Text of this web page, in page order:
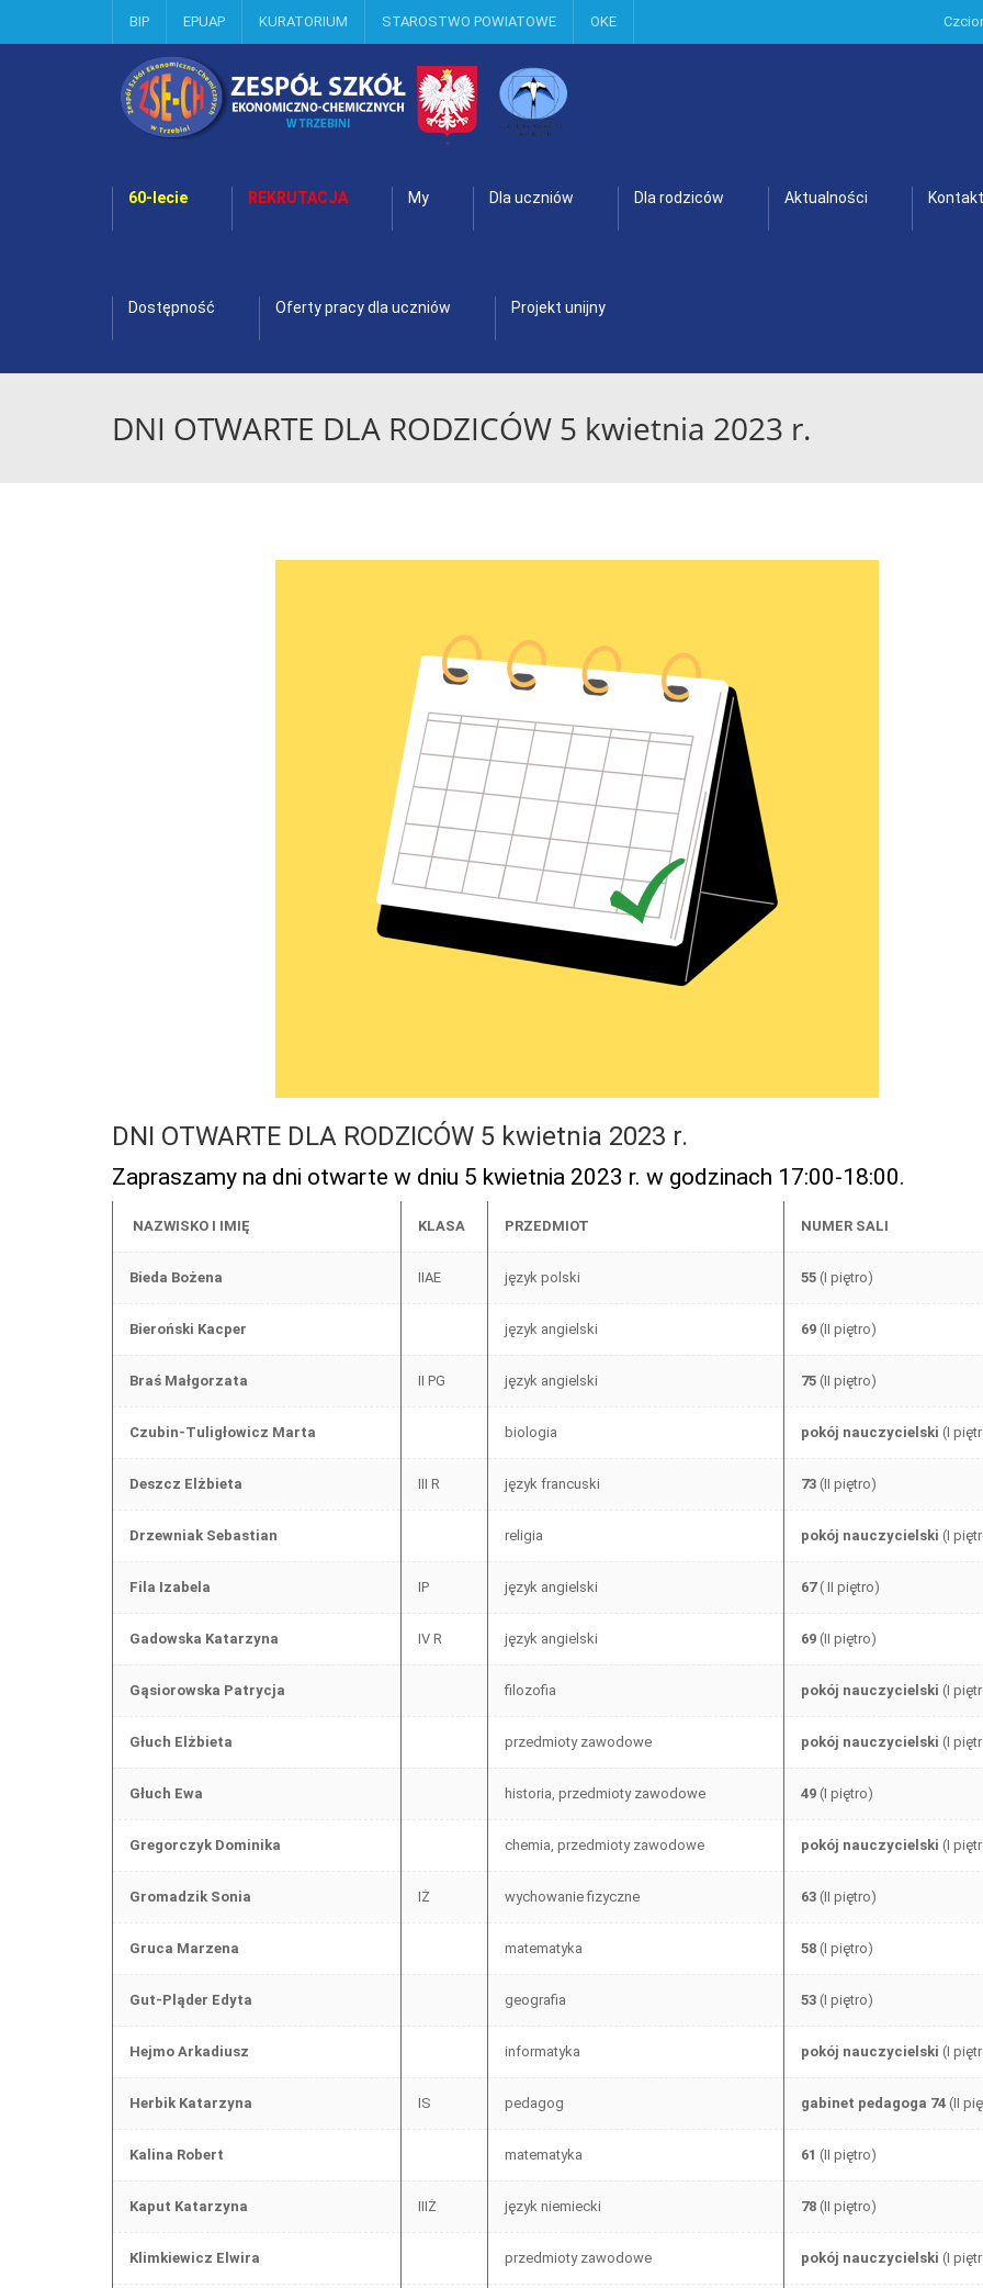
BIP EPUAP KURATORIUM STAROSTWO POWIATOWE OKE
60-lecie REKRUTACJA My Dla uczniów Dla rodziców Aktualności Kontakt
Dostępność Oferty pracy dla uczniów Projekt unijny
DNI OTWARTE DLA RODZICÓW 5 kwietnia 2023 r.
DNI OTWARTE DLA RODZICÓW 5 kwietnia 2023 r.
Zapraszamy na dni otwarte w dniu 5 kwietnia 2023 r. w godzinach 17:00-18:00.
NAZWISKO I IMIĘ KLASA PRZEDMIOT NUMER SALI
Bieda Bożena IIAE język polski 55 (I piętro)
Bieroński Kacper język angielski 69 (II piętro)
Braś Małgorzata II PG język angielski 75 (II piętro)
Czubin-Tuligłowicz Marta biologia pokój nauczycielski (I
Deszcz Elżbieta III R język francuski 73 (II piętro)
Drzewniak Sebastian religia pokój nauczycielski (I
Fila Izabela IP język angielski 67 ( II piętro)
Gadowska Katarzyna IV R język angielski 69 (II piętro)
Gąsiorowska Patrycja filozofia pokój nauczycielski (I
Głuch Elżbieta przedmioty zawodowe pokój nauczycielski (I
Głuch Ewa historia, przedmioty zawodowe 49 (I piętro)
Gregorczyk Dominika chemia, przedmioty zawodowe pokój nauczycielski (I
Gromadzik Sonia IŻ wychowanie fizyczne 63 (II piętro)
Gruca Marzena matematyka 58 (I piętro)
Gut-Pląder Edyta geografia 53 (I piętro)
Hejmo Arkadiusz informatyka pokój nauczycielski (I
Herbik Katarzyna IS pedagog gabinet pedagoga 74 (II
Kalina Robert matematyka 61 (II piętro)
Kaput Katarzyna IIIŻ język niemiecki 78 (II piętro)
Klimkiewicz Elwira przedmioty zawodowe pokój nauczycielski (I